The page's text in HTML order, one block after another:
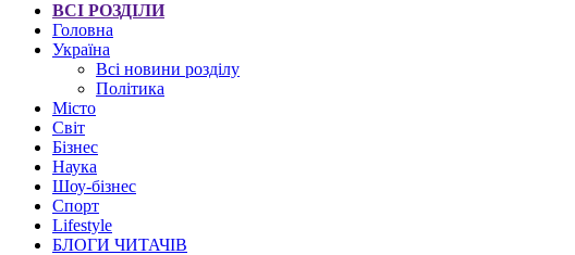
ВСІ РОЗДІЛИ
Головна
Україна
Всі новини розділу
Політика
Місто
Світ
Бізнес
Наука
Шоу-бізнес
Спорт
Lifestyle
БЛОГИ ЧИТАЧІВ